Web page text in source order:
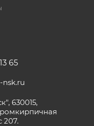
65
nsk.ru
630015,
207.